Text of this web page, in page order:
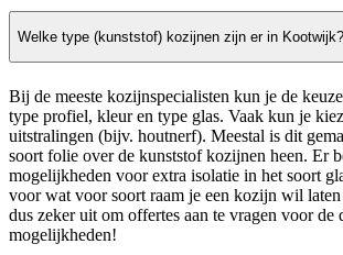
Welke type (kunststof) kozijnen zijn er in Kootwijk?
Bij de meeste kozijnspecialisten kun je de
type profiel, kleur en type glas. Vaak kun je
uitstralingen (bijv. houtnerf). Meestal is dit
soort folie over de kunststof kozijnen heen. Er
mogelijkheden voor extra isolatie in het soort
voor wat voor soort raam je een kozijn wil
dus zeker uit om offertes aan te vragen voor de
mogelijkheden!